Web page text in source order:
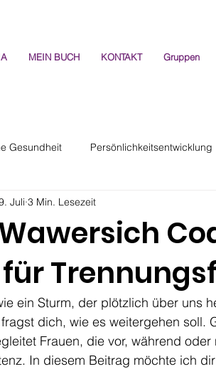
MEIN BUCH KONTAKT Gruppen
Gesundheit Persönlichkeitsentwicklung
Juli 3 Min. Lesezeit
ein Sturm, der plötzlich über uns
dich, wie es weitergehen soll.
Frauen, die vor, während
In diesem Beitrag möchte ich